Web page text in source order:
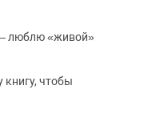
люблю «живой»
чтобы